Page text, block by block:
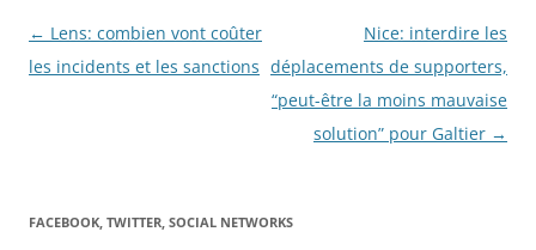
Post
navigation
← Lens: combien vont coûter
les incidents et les sanctions
Nice: interdire les
déplacements de supporters,
“peut-être la moins mauvaise
solution” pour Galtier →
FACEBOOK, TWITTER, SOCIAL NETWORKS